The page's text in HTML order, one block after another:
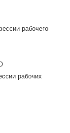
рабочего
рабочих